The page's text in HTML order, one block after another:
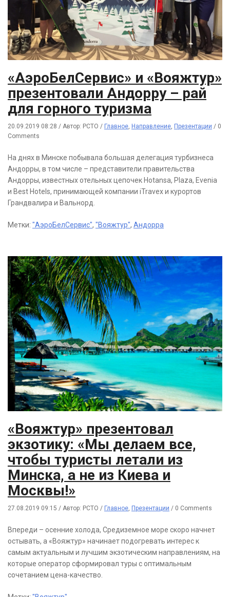
«АэроБелСервис» и «Вояжтур»
презентовали Андорру – рай
для горного туризма
20.09.2019 08:28 / Автор: РСТО / Главное, Направление, Презентации / 0
Comments
На днях в Минске побывала большая делегация турбизнеса
Андорры, в том числе – представители правительства
Андорры, известных отельных цепочек Hotansa, Plaza, Evenia
и Best Hotels, принимающей компании iTravex и курортов
Грандвалира и Вальнорд.
Метки: "АэроБелСервис", "Вояжтур", Андорра
«Вояжтур» презентовал
экзотику: «Мы делаем все,
чтобы туристы летали из
Минска, а не из Киева и
Москвы!»
27.08.2019 09:15 / Автор: РСТО / Главное, Презентации / 0 Comments
Впереди – осенние холода, Средиземное море скоро начнет
остывать, а «Вояжтур» начинает подогревать интерес к
самым актуальным и лучшим экзотическим направлениям, на
которые оператор сформировал туры с оптимальным
сочетанием цена-качество.